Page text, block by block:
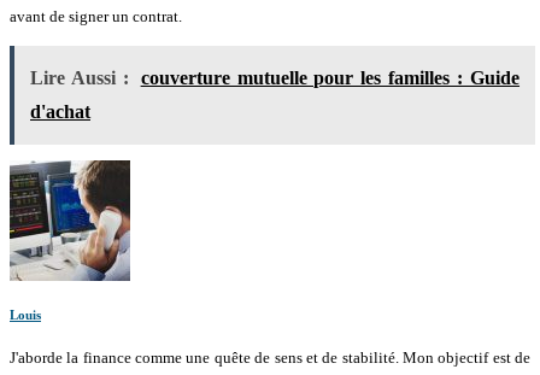
avant de signer un contrat.
Lire Aussi :
couverture mutuelle pour les familles : Guide
d'achat
Louis
J'aborde la finance comme une quête de sens et de stabilité. Mon objectif est de